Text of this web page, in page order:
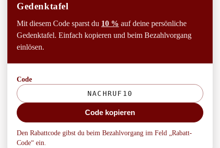
Gedenktafel
Mit diesem Code sparst du 10 % auf deine persönliche
Gedenktafel. Einfach kopieren und beim Bezahlvorgang
einlösen.
Code
Code kopieren
Den Rabattcode gibst du beim Bezahlvorgang im Feld „Rabatt-
Code“ ein.